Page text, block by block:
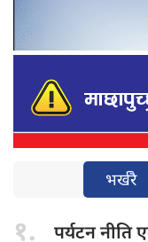
भर्खरै
१. पर्यटन नीति